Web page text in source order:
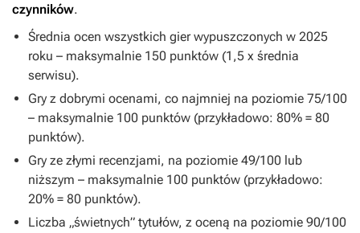
czynników.
Średnia ocen wszystkich gier wypuszczonych w 2025
roku – maksymalnie 150 punktów (1,5 x średnia
serwisu).
Gry z dobrymi ocenami, co najmniej na poziomie 75/100
– maksymalnie 100 punktów (przykładowo: 80% = 80
punktów).
Gry ze złymi recenzjami, na poziomie 49/100 lub
niższym – maksymalnie 100 punktów (przykładowo:
20% = 80 punktów).
Liczba „świetnych” tytułów, z oceną na poziomie 90/100